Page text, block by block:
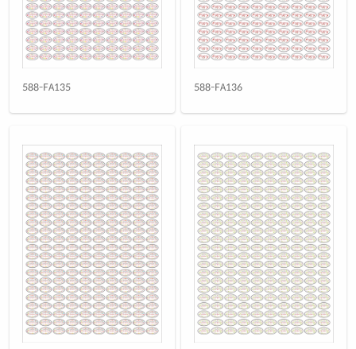
금색 광택 방수 잉크젯
CJ588KU잉크젯 전용
재질 설명
CJ588SU
흰색 광택 레이저
OL588LG레이저 전용
재질 설명
흰색 광택 시치미 레이저
RV588LG레이저 전용
재질 설명
흰색(50μm) 광택 방수 레이저
OL588WP레이저 전용
재질 설명
흰색 무광 방수 레이저
OL588MP레이저 전용
재질 설명
588-FA135 588-FA136